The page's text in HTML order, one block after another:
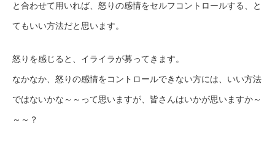
と合わせて用いれば、怒りの感情をセルフコントロールする、と
てもいい方法だと思います。
怒りを感じると、イライラが募ってきます。
なかなか、怒りの感情をコントロールできない方には、いい方法
ではないかな～～って思いますが、皆さんはいかが思いますか～
～～？